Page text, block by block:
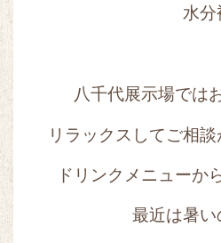
水分
八千代展示場では
リラックスしてご相
ドリンクメニューか
最近は暑